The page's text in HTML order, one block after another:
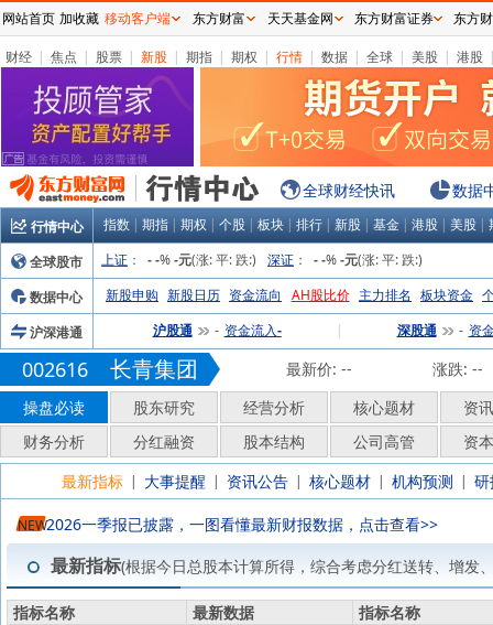
财经 | 焦点 | 股票 | 新股 | 期指 | 期权 | 行情 | 数据 | 全球 | 美股 | 港股
全球财经快讯 数据
行情中心 指数 | 期指 | 期权 | 个股 | 板块 | 排行 | 新股 | 基金 | 港股 | 美股 |
全球股市
上证 ： - -% -元(涨:平:跌:) 深证 ： - -% -元(涨:平:跌:)
数据中心
新股申购 新股日历 资金流向 AH股比价 主力排名 板块资金
沪深港通
沪股通 - 资金流入- | 深股通 - 资
002616 长青集团 最新价: -- 涨跌: --
操盘必读
股东研究 经营分析 核心题材
资
财务分析
分红融资 股本结构 公司高管
资
最新指标 | 大事提醒 | 资讯公告 | 核心题材 | 机构预测 |
NEW2026一季报已披露，一图看懂最新财报数据，点击查看>>
最新指标(根据今日总股本计算所得，综合考虑分红送转、增发
指标名称 最新数据
指标名称
网站首页 加收藏 移动客户端 东方财富 天天基金网 东方财富证券 东方